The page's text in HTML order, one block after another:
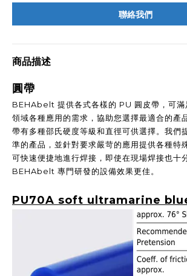
聯絡我們
商品描述
圓帶
BEHAbelt 提供各式各樣的 PU 圓皮帶，可滿
領域各種應用的需求，協助您選擇最適合的產
帶有多種邵氏硬度等級和直徑可供選擇。我們
準的產品，並針對要求嚴苛的應用提供各種特
可快速便捷地進行焊接，即使在現場焊接也十
BEHAbelt 專門研發的設備效果更佳。
PU70A soft ultramarine